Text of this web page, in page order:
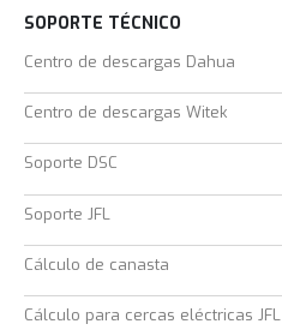
SOPORTE TÉCNICO
Centro de descargas Dahua
Centro de descargas Witek
Soporte DSC
Soporte JFL
Cálculo de canasta
Cálculo para cercas eléctricas JFL